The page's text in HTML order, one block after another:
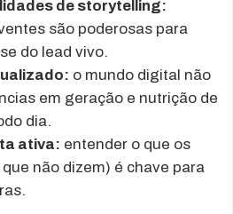
de storytelling:
são poderosas para
do lead vivo.
o mundo digital não
em geração e nutrição de
dia.
ativa: entender o que os
não dizem) é chave para